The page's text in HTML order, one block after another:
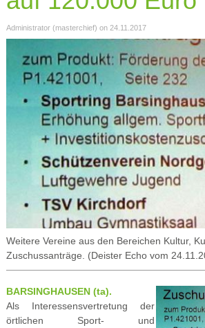
Administrator (masterchief) on 24.11.2017
Weitere Vereine aus den Bereichen Kultur,
Zuschussanträge. (Deister Echo vom
BARSINGHAUSEN (ta).
Als Interessensvertretung der
örtlichen Sport- und